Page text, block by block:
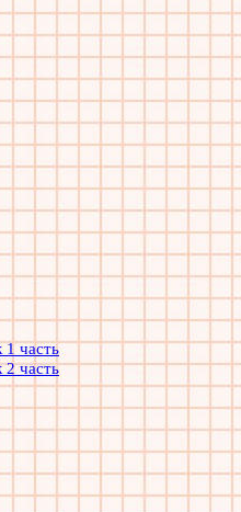
часть
часть